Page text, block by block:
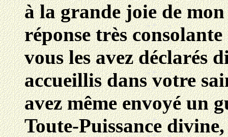
à la grande joie de
réponse très
vous les avez déclarés
accueillis dans votre
avez même envoyé un
Toute-Puissance